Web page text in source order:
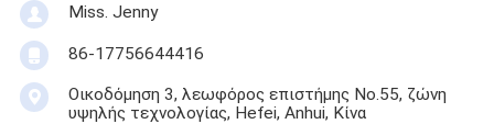
Miss. Jenny
86-17756644416
Οικοδόμηση 3, λεωφόρος επιστήμης No.55, ζώνη
υψηλής τεχνολογίας, Hefei, Anhui, Κίνα